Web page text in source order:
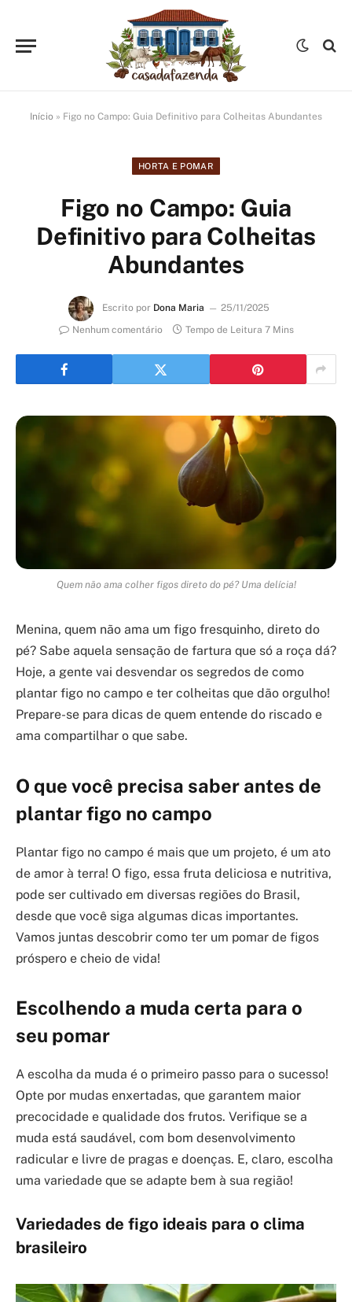
Início » Figo no Campo: Guia Definitivo para Colheitas Abundantes
HORTA E POMAR
Figo no Campo: Guia
Definitivo para Colheitas
Abundantes
Escrito por Dona Maria
25/11/2025
Nenhum comentário
Tempo de Leitura 7 Mins
Quem não ama colher figos direto do pé? Uma delícia!
Menina, quem não ama um figo fresquinho, direto do
pé? Sabe aquela sensação de fartura que só a roça dá?
Hoje, a gente vai desvendar os segredos de como
plantar figo no campo e ter colheitas que dão orgulho!
Prepare-se para dicas de quem entende do riscado e
ama compartilhar o que sabe.
O que você precisa saber antes de
plantar figo no campo
Plantar figo no campo é mais que um projeto, é um ato
de amor à terra! O figo, essa fruta deliciosa e nutritiva,
pode ser cultivado em diversas regiões do Brasil,
desde que você siga algumas dicas importantes.
Vamos juntas descobrir como ter um pomar de figos
próspero e cheio de vida!
Escolhendo a muda certa para o
seu pomar
A escolha da muda é o primeiro passo para o sucesso!
Opte por mudas enxertadas, que garantem maior
precocidade e qualidade dos frutos. Verifique se a
muda está saudável, com bom desenvolvimento
radicular e livre de pragas e doenças. E, claro, escolha
uma variedade que se adapte bem à sua região!
Variedades de figo ideais para o clima
brasileiro